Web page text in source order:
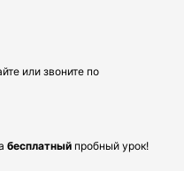
или звоните по
бесплатный пробный урок!